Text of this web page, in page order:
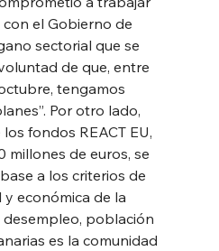
el Gobierno de
sectorial que se
de que, entre
tengamos
Por otro lado,
fondos REACT EU,
millones de euros, se
a los criterios de
y económica de la
población
es la comunidad